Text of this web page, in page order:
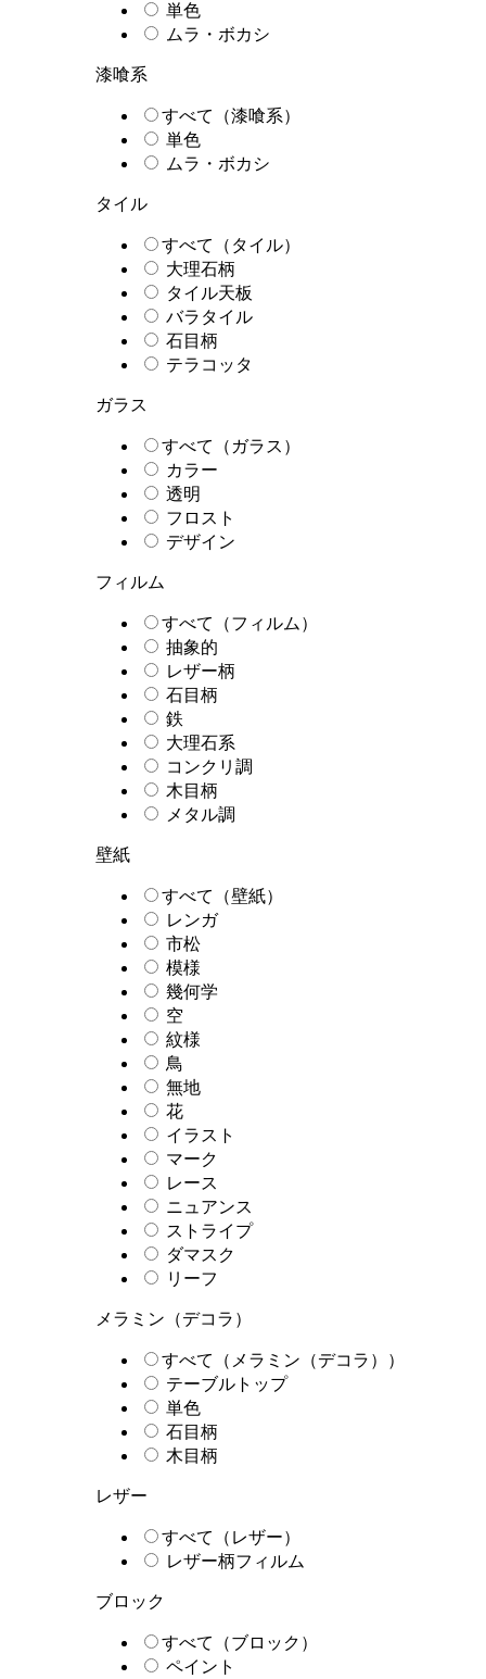
単色
ムラ・ボカシ
漆喰系
すべて（漆喰系）
単色
ムラ・ボカシ
タイル
すべて（タイル）
大理石柄
タイル天板
バラタイル
石目柄
テラコッタ
ガラス
すべて（ガラス）
カラー
透明
フロスト
デザイン
フィルム
すべて（フィルム）
抽象的
レザー柄
石目柄
鉄
大理石系
コンクリ調
木目柄
メタル調
壁紙
すべて（壁紙）
レンガ
市松
模様
幾何学
空
紋様
鳥
無地
花
イラスト
マーク
レース
ニュアンス
ストライプ
ダマスク
リーフ
メラミン（デコラ）
すべて（メラミン（デコラ））
テーブルトップ
単色
石目柄
木目柄
レザー
すべて（レザー）
レザー柄フィルム
ブロック
すべて（ブロック）
ペイント